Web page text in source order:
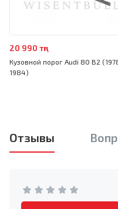
20 990 тңг
Кузовной порог Audi 80 B2
1984)
Отзывы